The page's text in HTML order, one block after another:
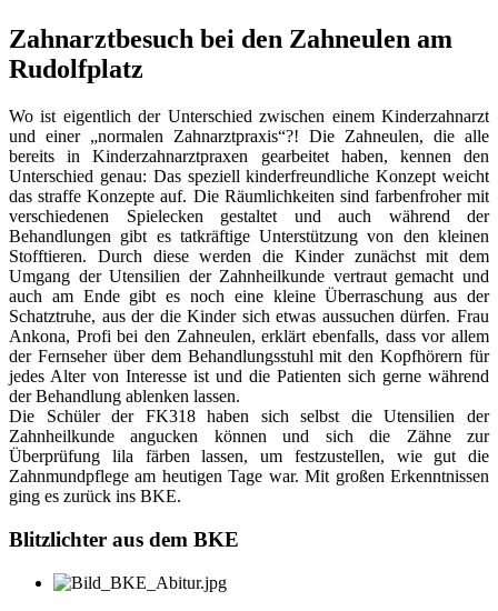
Zahnarztbesuch bei den Zahneulen am
Rudolfplatz
Wo ist eigentlich der Unterschied zwischen einem Kinderzahnarzt
und einer „normalen Zahnarztpraxis“?! Die Zahneulen, die alle
bereits in Kinderzahnarztpraxen gearbeitet haben, kennen den
Unterschied genau: Das speziell kinderfreundliche Konzept weicht
das straffe Konzepte auf. Die Räumlichkeiten sind farbenfroher mit
verschiedenen Spielecken gestaltet und auch während der
Behandlungen gibt es tatkräftige Unterstützung von den kleinen
Stofftieren. Durch diese werden die Kinder zunächst mit dem
Umgang der Utensilien der Zahnheilkunde vertraut gemacht und
auch am Ende gibt es noch eine kleine Überraschung aus der
Schatztruhe, aus der die Kinder sich etwas aussuchen dürfen. Frau
Ankona, Profi bei den Zahneulen, erklärt ebenfalls, dass vor allem
der Fernseher über dem Behandlungsstuhl mit den Kopfhörern für
jedes Alter von Interesse ist und die Patienten sich gerne während
der Behandlung ablenken lassen.
Die Schüler der FK318 haben sich selbst die Utensilien der
Zahnheilkunde angucken können und sich die Zähne zur
Überprüfung lila färben lassen, um festzustellen, wie gut die
Zahnmundpflege am heutigen Tage war. Mit großen Erkenntnissen
ging es zurück ins BKE.
Blitzlichter aus dem BKE